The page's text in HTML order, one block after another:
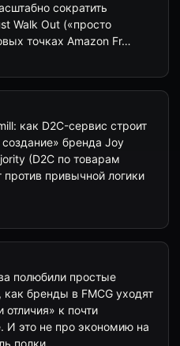
сократить
Walk Out («просто
точках Amazon Fr…
как D2C-сервис строит
бренда Joy
(D2C по товарам
привычной логики
полюбили простые
бренды в FMCG уходят
к почти
И это не про экономию на
полки…